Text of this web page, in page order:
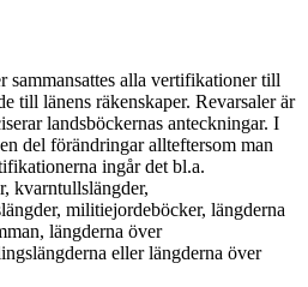
sammansattes alla vertifikationer till
till länens räkenskaper. Revarsaler är
landsböckernas anteckningar. I
del förändringar allteftersom man
ingår det bl.a.
kvarntullslängder,
militiejordeböcker, längderna
längderna över
eller längderna över